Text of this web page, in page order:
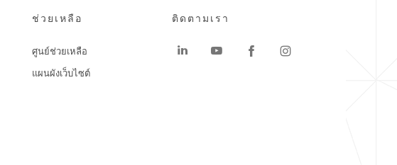
ช่วยเหลือ
ศูนย์ช่วยเหลือ
แผนผังเว็บไซต์
ติดตามเรา